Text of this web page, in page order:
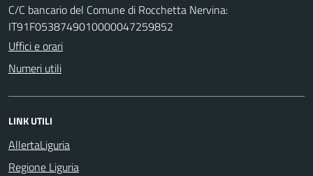
C/C bancario del Comune di Rocchetta Nervina:
IT91F0538749010000047259852
Uffici e orari
Numeri utili
LINK UTILI
AllertaLiguria
Regione Liguria